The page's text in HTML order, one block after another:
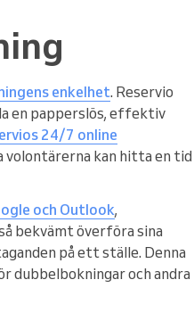
enkelhet. Reservio
en papperslös, effektiv
24/7 online
volontärerna kan hitta en tid
och Outlook,
bekvämt överföra sina
på ett ställe. Denna
dubbelbokningar och andra